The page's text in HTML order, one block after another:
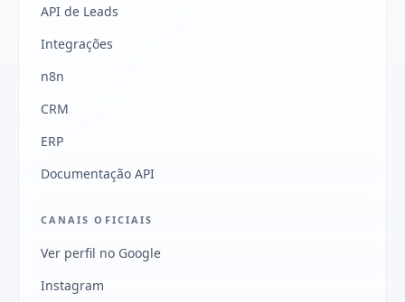
API de Leads
Integrações
n8n
CRM
ERP
Documentação API
CANAIS OFICIAIS
Ver perfil no Google
Instagram